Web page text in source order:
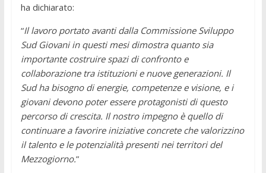
ha dichiarato:
“Il lavoro portato avanti dalla Commissione Sviluppo
Sud Giovani in questi mesi dimostra quanto sia
importante costruire spazi di confronto e
collaborazione tra istituzioni e nuove generazioni. Il
Sud ha bisogno di energie, competenze e visione, e i
giovani devono poter essere protagonisti di questo
percorso di crescita. Il nostro impegno è quello di
continuare a favorire iniziative concrete che valorizzino
il talento e le potenzialità presenti nei territori del
Mezzogiorno.”